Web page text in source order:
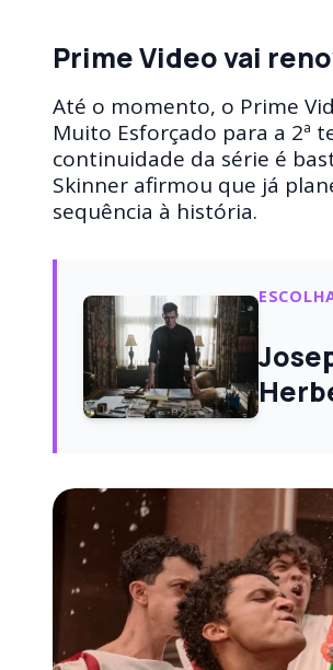
Prime Video vai
Até o momento, o Prime
Muito Esforçado para a 2ª
continuidade da série é
Skinner afirmou que já
sequência à história.